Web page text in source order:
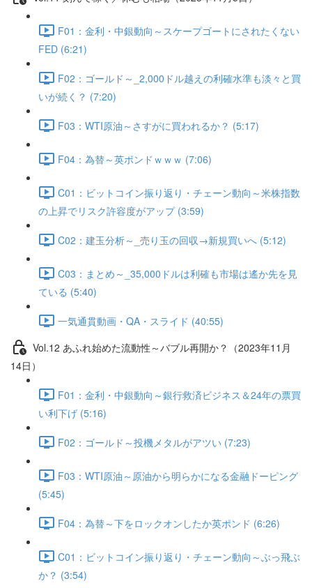
F01：金利・中銀動向～スケープゴートにされたくない
FED (6:21)
F02：ゴールド～_2,000ドル越えの利確水準も淡々と買
いが続く？ (7:20)
F03：WTI原油～さすがに買われるか？ (5:17)
F04：為替～英ポンドｗｗｗ (7:06)
C01：ビットコイン振り返り・チェーン動向～米株指数
の上昇でリスク許容度がアップ (3:59)
C02：建玉分析～_売り玉の回収→新規買いへ (5:12)
C03：まとめ～_35,000ドルは利確も市場は遙か先を見
ている (5:40)
一気通貫動画・QA・スライド (40:55)
Vol.12 あふれ始めた流動性～バブル再開か？（2023年11月
14日）
F01：金利・中銀動向～銀行救済ビジネス＆24年の票買
い利下げ (5:16)
F02：ゴールド～投機メタルがアツい (7:23)
F03：WTI原油～原油から明らかになる金融ドーピング
(5:45)
F04：為替～下をロックオンしたか英ポンド (6:26)
C01：ビットコイン振り返り・チェーン動向～ぶっ飛ぶ
か？ (3:54)